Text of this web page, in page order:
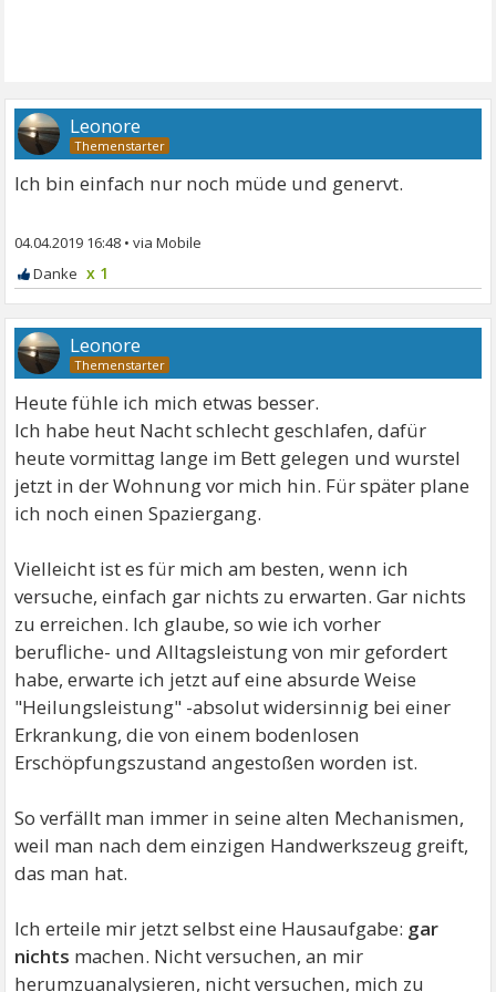
Leonore
Ich bin einfach nur noch müde und genervt.
04.04.2019 16:48 •
x 1
Leonore
Heute fühle ich mich etwas besser.
Ich habe heut Nacht schlecht geschlafen, dafür
heute vormittag lange im Bett gelegen und wurstel
jetzt in der Wohnung vor mich hin. Für später plane
ich noch einen Spaziergang.
Vielleicht ist es für mich am besten, wenn ich
versuche, einfach gar nichts zu erwarten. Gar nichts
zu erreichen. Ich glaube, so wie ich vorher
berufliche- und Alltagsleistung von mir gefordert
habe, erwarte ich jetzt auf eine absurde Weise
"Heilungsleistung" -absolut widersinnig bei einer
Erkrankung, die von einem bodenlosen
Erschöpfungszustand angestoßen worden ist.
So verfällt man immer in seine alten Mechanismen,
weil man nach dem einzigen Handwerkszeug greift,
das man hat.
Ich erteile mir jetzt selbst eine Hausaufgabe: gar
nichts machen. Nicht versuchen, an mir
herumzuanalysieren, nicht versuchen, mich zu